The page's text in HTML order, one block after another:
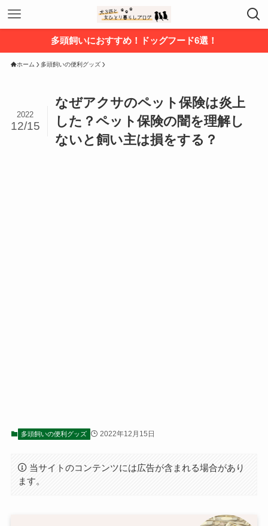
多頭飼いにおすすめ！ドッグフード6選！
ホーム 多頭飼いの便利グッズ
なぜアクサのペット保険は炎上
した？ペット保険の闇を理解し
ないと飼い主は損をする？
2022
12/15
多頭飼いの便利グッズ 2022年12月15日
当サイトのコンテンツには広告が含まれる場合があり
ます。